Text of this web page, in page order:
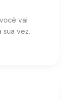
vai
vez.